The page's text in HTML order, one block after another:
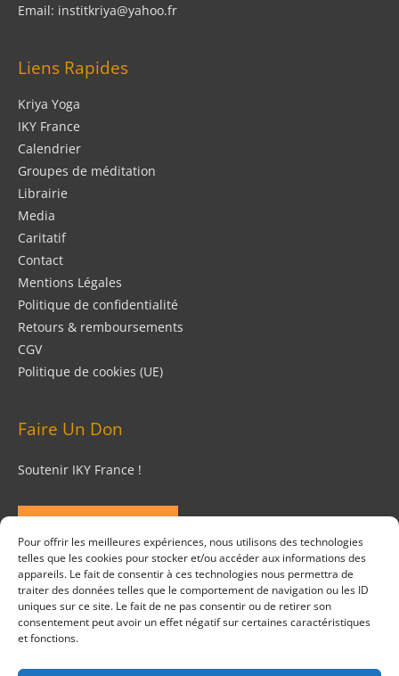
Pour offrir les meilleures expériences, nous utilisons des technologies
telles que les cookies pour stocker et/ou accéder aux informations des
appareils. Le fait de consentir à ces technologies nous permettra de
traiter des données telles que le comportement de navigation ou les ID
uniques sur ce site. Le fait de ne pas consentir ou de retirer son
consentement peut avoir un effet négatif sur certaines caractéristiques
et fonctions.
Email: institkriya@yahoo.fr
Liens Rapides
Kriya Yoga
IKY France
Calendrier
Groupes de méditation
Librairie
Media
Caritatif
Contact
Mentions Légales
Politique de confidentialité
Retours & remboursements
CGV
Politique de cookies (UE)
Faire Un Don
Soutenir IKY France !
FAIRE UN DON
Suivez Nous